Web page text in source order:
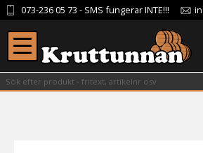
Meny
073-236 05 73 - SMS fungerar INTE!!!